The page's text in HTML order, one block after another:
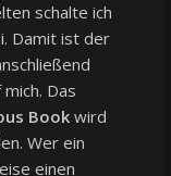
schalte ich
Damit ist der
Das
Bookwird
Wer ein
einen